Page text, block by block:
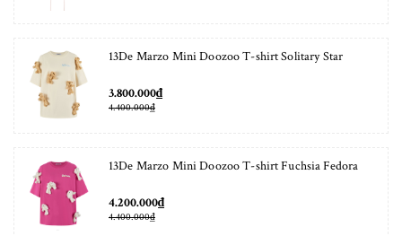
13De Marzo Mini Doozoo T-shirt Solitary Star
3.800.000₫
4.400.000₫
13De Marzo Mini Doozoo T-shirt Fuchsia Fedora
4.200.000₫
4.400.000₫